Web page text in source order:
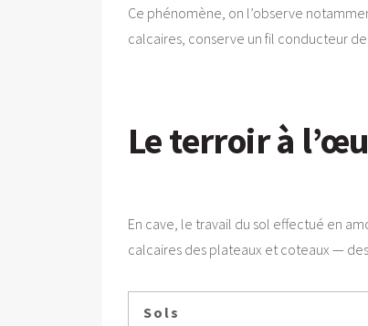
Ce phénomène, on l’observe
calcaires, conserve un fil conducteur
Le terroir à
En cave, le travail du sol effectué en
calcaires des plateaux et coteaux —
Sols